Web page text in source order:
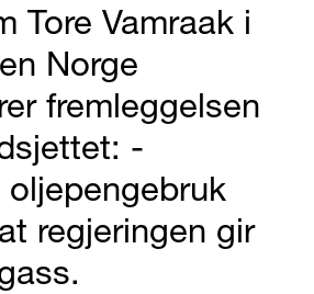
Tore Vamraak i
Norge
fremleggelsen
-
oljepengebruk
regjeringen gir